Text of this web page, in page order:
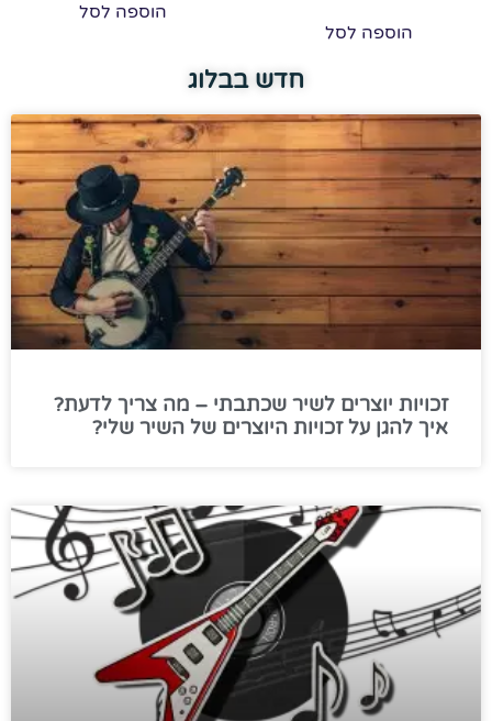
הוספה לסל
הוספה לסל
חדש בבלוג
זכויות יוצרים לשיר שכתבתי – מה צריך לדעת?
איך להגן על זכויות היוצרים של השיר שלי?